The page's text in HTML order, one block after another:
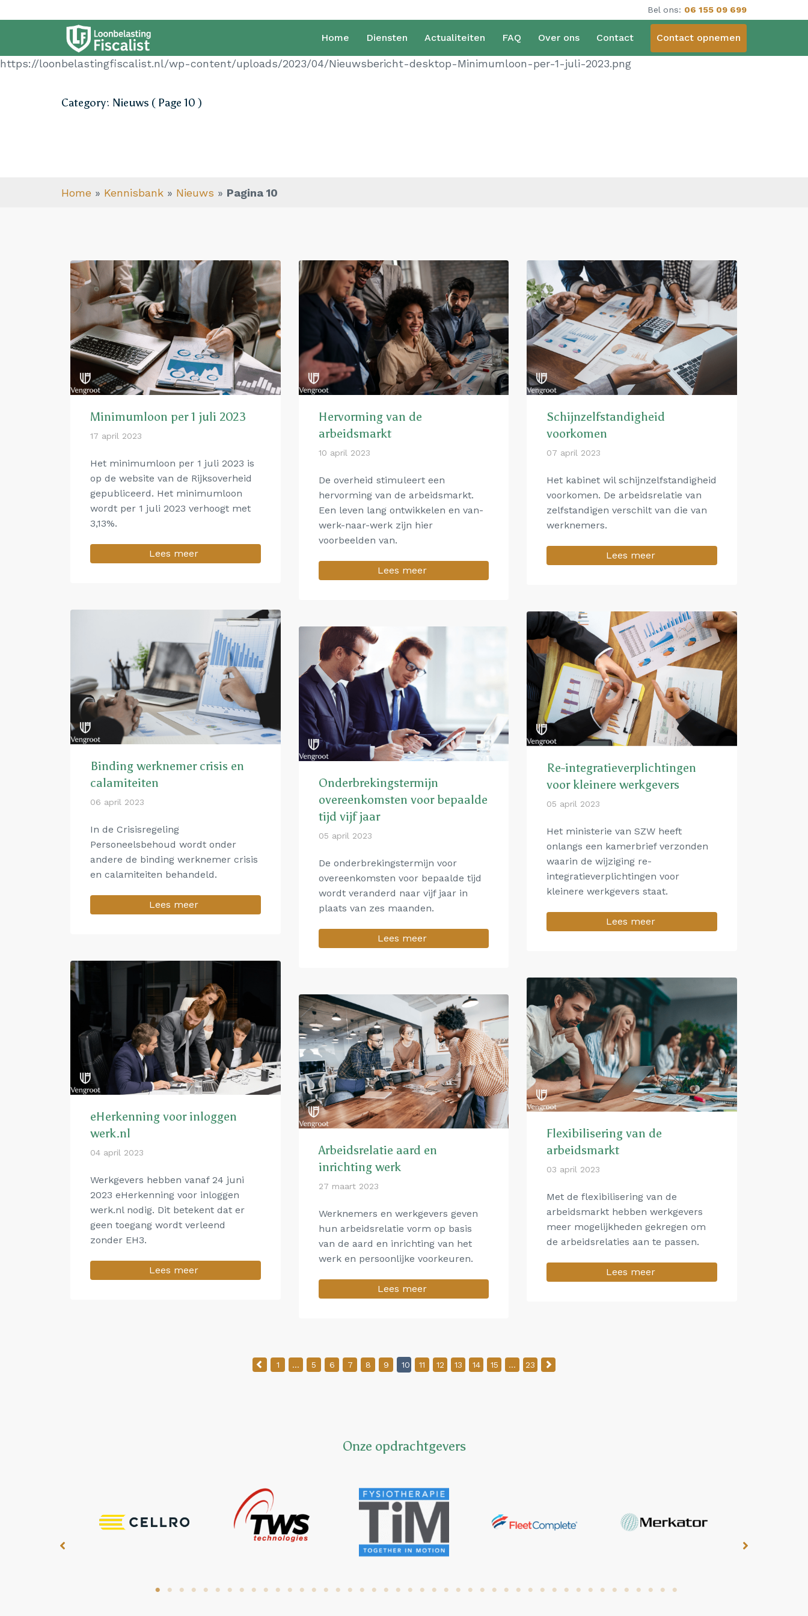
Bel ons: 06 155 09 699
Home Diensten Actualiteiten FAQ Over ons Contact Contact opnemen
https://loonbelastingfiscalist.nl/wp-content/uploads/2023/04/Nieuwsbericht-desktop-Minimumloon-per-1-juli-2023.png
Category: Nieuws ( Page 10 )
Home » Kennisbank » Nieuws » Pagina 10
Minimumloon per 1 juli 2023
17 april 2023
Het minimumloon per 1 juli 2023 is
op de website van de Rijksoverheid
gepubliceerd. Het minimumloon
wordt per 1 juli 2023 verhoogt met
3,13%.
Lees meer
Hervorming van de
arbeidsmarkt
10 april 2023
De overheid stimuleert een
hervorming van de arbeidsmarkt.
Een leven lang ontwikkelen en van-
werk-naar-werk zijn hier
voorbeelden van.
Lees meer
Schijnzelfstandigheid
voorkomen
07 april 2023
Het kabinet wil schijnzelfstandigheid
voorkomen. De arbeidsrelatie van
zelfstandigen verschilt van die van
werknemers.
Lees meer
Binding werknemer crisis en
calamiteiten
06 april 2023
In de Crisisregeling
Personeelsbehoud wordt onder
andere de binding werknemer crisis
en calamiteiten behandeld.
Lees meer
Re-integratieverplichtingen
voor kleinere werkgevers
05 april 2023
Het ministerie van SZW heeft
onlangs een kamerbrief verzonden
waarin de wijziging re-
integratieverplichtingen voor
kleinere werkgevers staat.
Lees meer
Onderbrekingstermijn
overeenkomsten voor bepaalde
tijd vijf jaar
05 april 2023
De onderbrekingstermijn voor
overeenkomsten voor bepaalde tijd
wordt veranderd naar vijf jaar in
plaats van zes maanden.
Lees meer
eHerkenning voor inloggen
werk.nl
04 april 2023
Werkgevers hebben vanaf 24 juni
2023 eHerkenning voor inloggen
werk.nl nodig. Dit betekent dat er
geen toegang wordt verleend
zonder EH3.
Lees meer
Flexibilisering van de
arbeidsmarkt
03 april 2023
Met de flexibilisering van de
arbeidsmarkt hebben werkgevers
meer mogelijkheden gekregen om
de arbeidsrelaties aan te passen.
Lees meer
Arbeidsrelatie aard en
inrichting werk
27 maart 2023
Werknemers en werkgevers geven
hun arbeidsrelatie vorm op basis
van de aard en inrichting van het
werk en persoonlijke voorkeuren.
Lees meer
1 … 5 6 7 8 9 10 11 12 13 14 15 … 23
Onze opdrachtgevers